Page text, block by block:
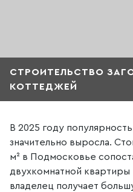
СТРОИТЕЛЬСТВО
КОТТЕДЖЕЙ
В 2025 году
значительно выросла.
м² в Подмосковье
двухкомнатной
владелец получает